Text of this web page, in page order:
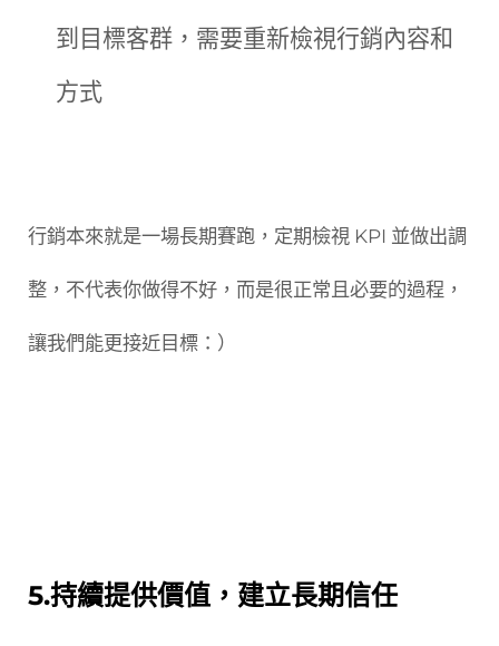
到目標客群，需要重新檢視行銷內容和
方式
行銷本來就是一場長期賽跑，定期檢視 KPI 並做出調
整，不代表你做得不好，而是很正常且必要的過程，
讓我們能更接近目標：）
5.持續提供價值，建立長期信任